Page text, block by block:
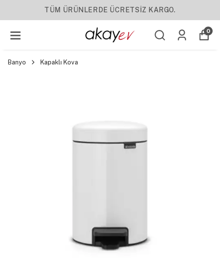
TÜM ÜRÜNLERDE ÜCRETSİZ KARGO.
0
Banyo Kapaklı Kova